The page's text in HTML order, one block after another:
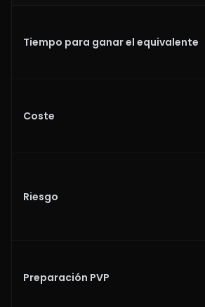
Tiempo para ganar el equivalente
Coste
Riesgo
Preparación PVP